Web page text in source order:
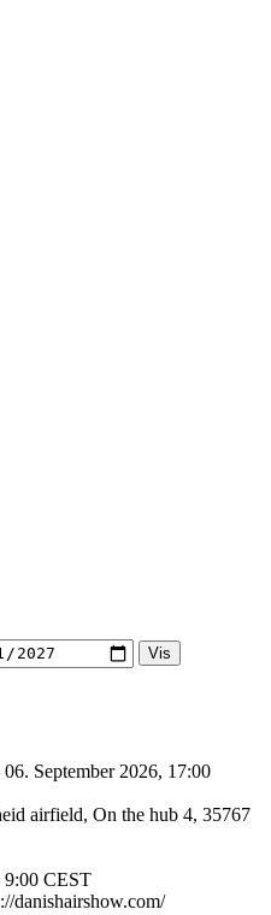
06. September 2026, 17:00
airfield, On the hub 4, 35767
9:00 CEST
danishairshow.com/